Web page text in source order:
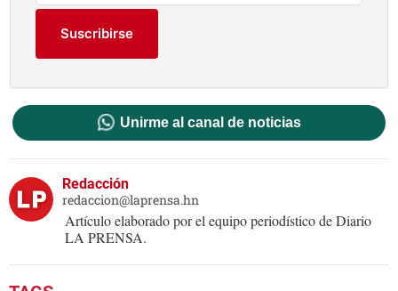
Suscribirse
Unirme al canal de noticias
Redacción
redaccion@laprensa.hn
Artículo elaborado por el equipo periodístico de Diario
LA PRENSA.